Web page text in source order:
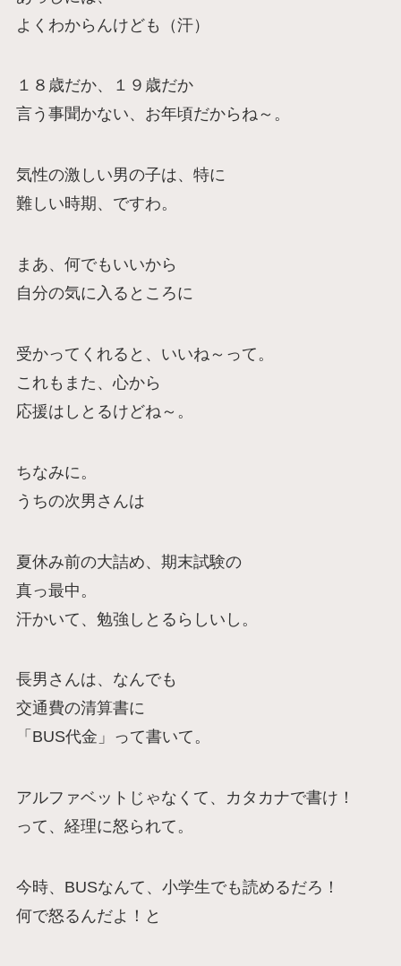
よくわからんけども（汗）
１８歳だか、１９歳だか
言う事聞かない、お年頃だからね～。
気性の激しい男の子は、特に
難しい時期、ですわ。
まあ、何でもいいから
自分の気に入るところに
受かってくれると、いいね～って。
これもまた、心から
応援はしとるけどね～。
ちなみに。
うちの次男さんは
夏休み前の大詰め、期末試験の
真っ最中。
汗かいて、勉強しとるらしいし。
長男さんは、なんでも
交通費の清算書に
「BUS代金」って書いて。
アルファベットじゃなくて、カタカナで書け！
って、経理に怒られて。
今時、BUSなんて、小学生でも読めるだろ！
何で怒るんだよ！と